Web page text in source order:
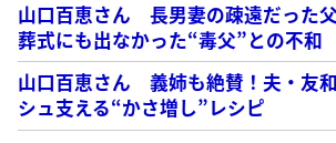
山口百恵さん 長男妻の疎遠だった
葬式にも出なかった“毒父”との不和
山口百恵さん 義姉も絶賛！夫・友
シュ支える“かさ増し”レシピ